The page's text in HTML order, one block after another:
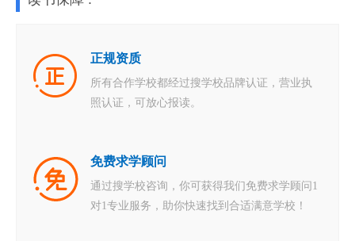
正规资质
所有合作学校都经过搜学校品牌认证，营业执
照认证，可放心报读。
免费求学顾问
通过搜学校咨询，你可获得我们免费求学顾问1
对1专业服务，助你快速找到合适满意学校！